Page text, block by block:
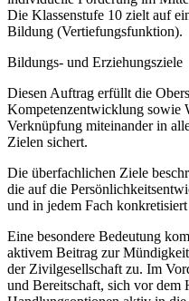
Die Klassenstufe 10 zielt auf
Bildung (Vertiefungsfunktion).
Bildungs- und Erziehungsziele
Diesen Auftrag erfüllt die
Kompetenzentwicklung sowie
Verknüpfung miteinander in
Zielen sichert.
Die überfachlichen Ziele
die auf die
und in jedem Fach
Eine besondere Bedeutung
aktivem Beitrag zur
der Zivilgesellschaft zu. Im
und Bereitschaft, sich vor dem